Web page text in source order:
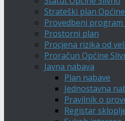
Strateški plan
Provedbeni program
Prostorni plan
Procjena rizika od
Proračun Općine
Javna nabava
Plan nabave
Jednostavna
Pravilnik o
Registar